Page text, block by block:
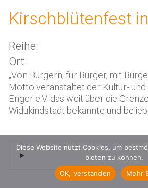
Kirschblütenfest
Reihe:
Ort:
„Von Bürgern, für Bürger, mit
Motto veranstaltet der Kultur-
Enger e.V. das weit über die
Widukindstadt bekannte und
Diese Website nutzt Cookies, um
bieten zu können.
OK, verstanden
Mehr